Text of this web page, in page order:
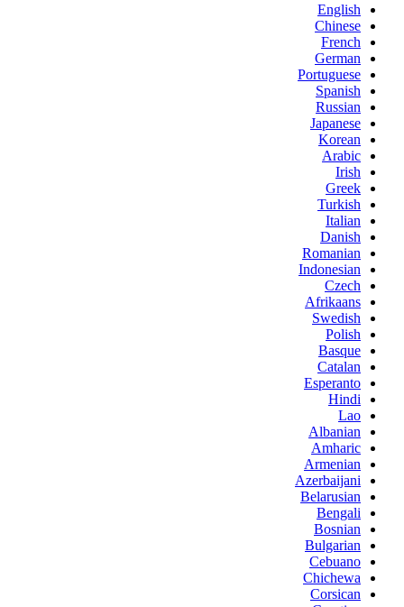
English
Chinese
French
German
Portuguese
Spanish
Russian
Japanese
Korean
Arabic
Irish
Greek
Turkish
Italian
Danish
Romanian
Indonesian
Czech
Afrikaans
Swedish
Polish
Basque
Catalan
Esperanto
Hindi
Lao
Albanian
Amharic
Armenian
Azerbaijani
Belarusian
Bengali
Bosnian
Bulgarian
Cebuano
Chichewa
Corsican